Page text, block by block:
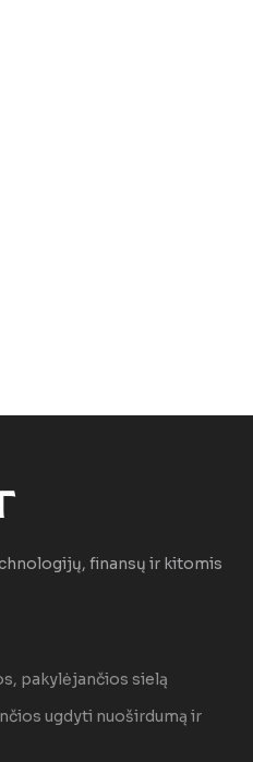
finansų ir kitomis
pakylėjančios sielą
ugdyti nuoširdumą ir